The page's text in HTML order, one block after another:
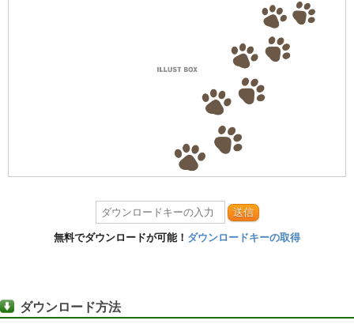
送信
無料でダウンロードが可能！ ダウンロードキーの取得
ダウンロード方法